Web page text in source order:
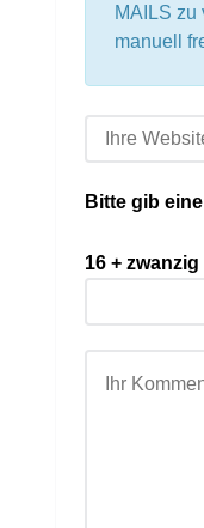
MAILS zu
manuell
Bitte gib
16 + zwanzig